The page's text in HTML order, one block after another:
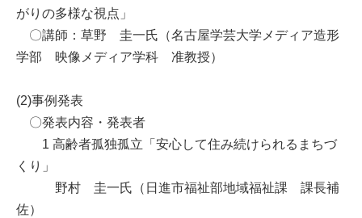
がりの多様な視点」
〇講師：草野 圭一氏（名古屋学芸大学メディア造形
学部 映像メディア学科 准教授）
(2)事例発表
〇発表内容・発表者
1 高齢者孤独孤立「安心して住み続けられるまちづ
くり」
野村 圭一氏（日進市福祉部地域福祉課 課長補
佐）